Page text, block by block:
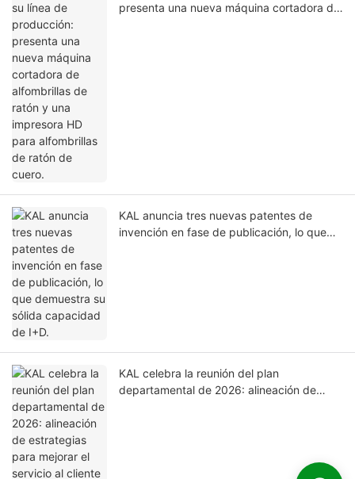
presenta una nueva máquina cortadora de
KAL anuncia tres nuevas patentes de
invención en fase de publicación, lo que
KAL celebra la reunión del plan
departamental de 2026: alineación de